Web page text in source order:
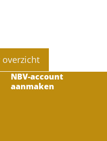
overzicht
NBV-account
aanmaken